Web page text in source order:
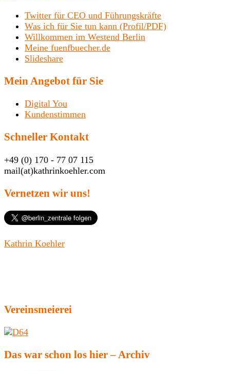
Twitter für CEO und Führungskräfte
Was ich für Sie tun kann (Profil/PDF)
Willkommen im Westend Berlin
Meine fuenfbuecher.de
Slideshare
Mein Angebot für Sie
Digital You
Kundenstimmen
Schneller Kontakt
+49 (0) 170 - 77 07 115
mail(at)kathrinkoehler.com
Vernetzen wir uns!
Kathrin Koehler
Vereinsmeierei
Das war schon los hier – Archiv